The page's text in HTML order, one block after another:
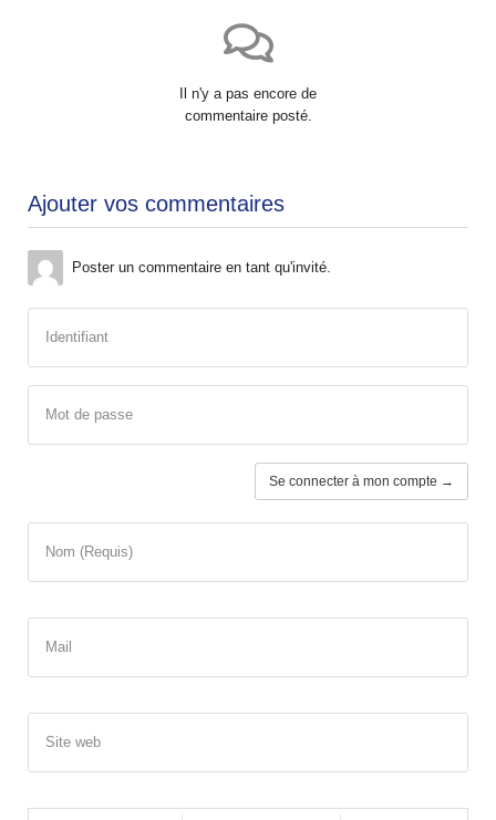
Il n'y a pas encore de
commentaire posté.
Ajouter vos commentaires
Poster un commentaire en tant qu'invité.
Identifiant
Mot de passe
Se connecter à mon compte →
Nom (Requis)
Mail
Site web